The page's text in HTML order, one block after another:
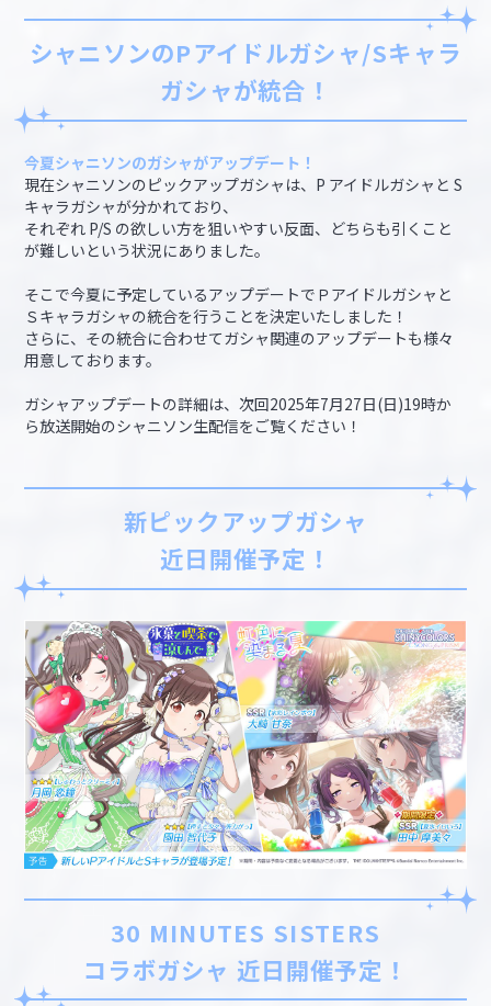
シャニソンのPアイドルガシャ/Sキャラ
ガシャが統合！
今夏シャニソンのガシャがアップデート！
現在シャニソンのピックアップガシャは、P アイドルガシャと S
キャラガシャが分かれており、
それぞれ P/S の欲しい方を狙いやすい反面、どちらも引くこと
が難しいという状況にありました。
そこで今夏に予定しているアップデートでＰアイドルガシャと
Ｓキャラガシャの統合を行うことを決定いたしました！
さらに、その統合に合わせてガシャ関連のアップデートも様々
用意しております。
ガシャアップデートの詳細は、次回2025年7月27日(日)19時か
ら放送開始のシャニソン生配信をご覧ください！
新ピックアップガシャ
近日開催予定！
30 MINUTES SISTERS
コラボガシャ 近日開催予定！